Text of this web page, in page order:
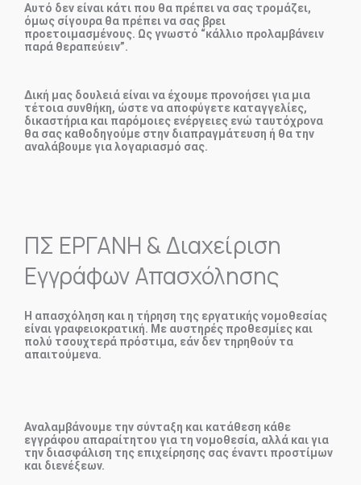
Αυτό δεν είναι κάτι που θα πρέπει να σας τρομάζει,
όμως σίγουρα θα πρέπει να σας βρει
προετοιμασμένους. Ως γνωστό “κάλλιο προλαμβάνειν
παρά θεραπεύειν”.
Δική μας δουλειά είναι να έχουμε προνοήσει για μια
τέτοια συνθήκη, ώστε να αποφύγετε καταγγελίες,
δικαστήρια και παρόμοιες ενέργειες ενώ ταυτόχρονα
θα σας καθοδηγούμε στην διαπραγμάτευση ή θα την
αναλάβουμε για λογαριασμό σας.
ΠΣ ΕΡΓΑΝΗ & Διαχείριση
Εγγράφων Απασχόλησης
Η απασχόληση και η τήρηση της εργατικής νομοθεσίας
είναι γραφειοκρατική. Με αυστηρές προθεσμίες και
πολύ τσουχτερά πρόστιμα, εάν δεν τηρηθούν τα
απαιτούμενα.
Αναλαμβάνουμε την σύνταξη και κατάθεση κάθε
εγγράφου απαραίτητου για τη νομοθεσία, αλλά και για
την διασφάλιση της επιχείρησης σας έναντι προστίμων
και διενέξεων.